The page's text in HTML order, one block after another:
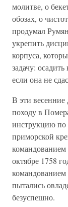
молитве, о
обозах, о
продумал
укрепить
корпуса,
задачу:
если она не
В эти весенние
походу в
инструкцию по
приморской
командованием
октябре 1758
пытались
безуспешно.